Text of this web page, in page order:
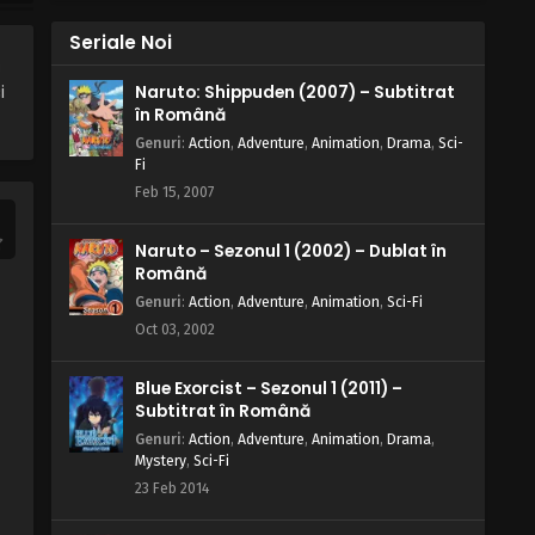
Poveștile lui Rakini: Frumoasa și
Urâtul
Eps 19 - Prieteni în deșert / Poveștile lui
Rakini: Frumoasa și Urâtul - 31 March, 2025
Episodul 18 – Dragoste în
Minciună și Adevăr - 31 March, 2025
Timon și Pumbaa – Sezonul 1
Episodul 17 – Minciuna de la Munții
Tremurat în Amazon - 31 March, 2025
Timon și Pumbaa – Sezonul 1
Episodul 16 – Ora Rusiei / Înscrie-te
în club
Eps 16 - Ora Rusiei / Înscrie-te în club - 31
Seriale Noi
Naruto: Shippuden (2007) – Subtitrat
în Română
Genuri: Action, Adventure, Animation, Drama, Sci-
Fi
Feb 15, 2007
Naruto – Sezonul 1 (2002) – Dublat în
Română
Genuri: Action, Adventure, Animation, Sci-Fi
Oct 03, 2002
Blue Exorcist – Sezonul 1 (2011) –
Subtitrat în Română
Genuri: Action, Adventure, Animation, Drama,
Mystery, Sci-Fi
23 Feb 2014